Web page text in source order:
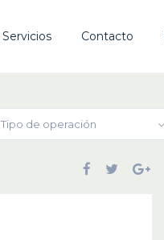
Servicios Contacto
Tipo de operación